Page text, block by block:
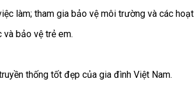
làm; tham gia bảo vệ môi trường và các
bảo vệ trẻ em.
thống tốt đẹp của gia đình Việt Nam.